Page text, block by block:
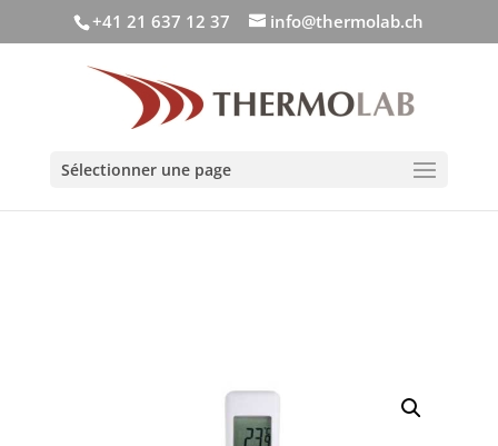
+41 21 637 12 37 info@thermolab.ch
Sélectionner une page